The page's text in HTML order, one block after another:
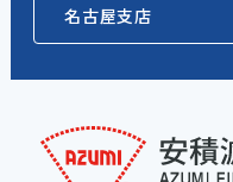
名古屋支店